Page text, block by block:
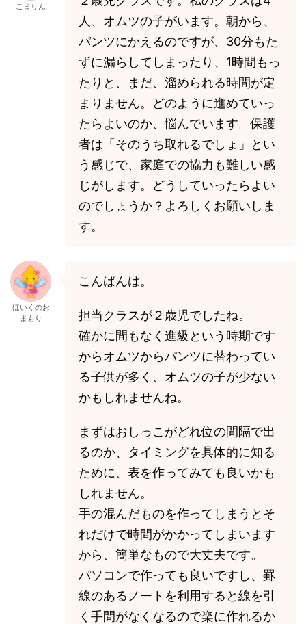
こまりん
人、オムツの子がいます。朝から、
パンツにかえるのですが、30分もた
ずに漏らしてしまったり、1時間もっ
たりと、まだ、溜められる時間が定
まりません。どのように進めていっ
たらよいのか、悩んでいます。保護
者は「そのうち取れるでしょ」とい
う感じで、家庭での協力も難しい感
じがします。どうしていったらよい
のでしょうか？よろしくお願いしま
す。
ほいくのお
まもり
こんばんは。
担当クラスが２歳児でしたね。
確かに間もなく進級という時期です
からオムツからパンツに替わってい
る子供が多く、オムツの子が少ない
かもしれませんね。
まずはおしっこがどれ位の間隔で出
るのか、タイミングを具体的に知る
ために、表を作ってみても良いかも
しれません。
手の混んだものを作ってしまうとそ
れだけで時間がかかってしまいます
から、簡単なもので大丈夫です。
パソコンで作っても良いですし、罫
線のあるノートを利用すると線を引
く手間がなくなるので楽に作れるか